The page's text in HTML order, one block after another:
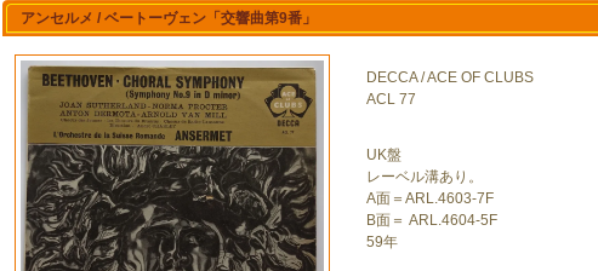
アンセルメ / ベートーヴェン「交響曲第9番」
DECCA / ACE OF CLUBS
ACL 77
UK盤
レーベル溝あり。
A面＝ARL.4603-7F
B面＝ ARL.4604-5F
59年